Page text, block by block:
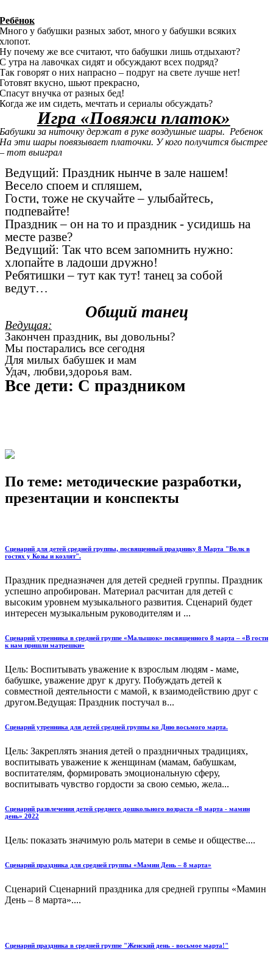
у бабушки разных забот, много у бабушки всяких
почему же все считают, что бабушки лишь отдыхают?
утра на лавочках сидят и обсуждают всех подряд?
говорят о них напрасно – подруг на свете лучше нет!
вкусно, шьют прекрасно,
внучка от разных бед!
же им сидеть, мечтать и сериалы обсуждать?
Игра «Повяжи платок»
за ниточку держат в руке воздушные шары. Ребенок
эти шары повязывает платочки. У кого получится быстрее
тот выиграл
Ведущий: Праздник нынче в зале нашем!
Весело споем и спляшем,
Гости, тоже не скучайте – улыбайтесь,
подпевайте!
Праздник – он на то и праздник - усидишь на
месте разве?
Ведущий: Так что всем запомнить нужно:
хлопайте в ладоши дружно!
Ребятишки – тут как тут! танец за собой
ведут…
Общий танец
Ведущая:
Закончен праздник, вы довольны?
Мы постарались все сегодня
Для милых бабушек и мам
Удач, любви,здороья вам.
Все дети: С праздником
По теме: методические разработки,
презентации и конспекты
Сценарий для детей средней группы, посвященный празднику 8 Марта "Волк в
гостях у Козы и козлят".
Праздник предназначен для детей средней группы. Праздник
успешно апробирован. Материал расчитан для детей с
высоким уровнем музыкального развития. Сценарий будет
интересен музыкальным руководителям и ...
Сценарий утренника в средней группе «Малышок» посвященного 8 марта – «В гости
к нам пришли матрешки»
Цель: Воспитывать уважение к взрослым людям - маме,
бабушке, уважение друг к другу. Побуждать детей к
совместной деятельности с мамой, к взаимодействию друг с
другом.Ведущая: Праздник постучал в...
Сценарий утренника для детей средней группы ко Дню восьмого марта.
Цель: Закреплять знания детей о праздничных традициях,
воспитывать уважение к женщинам (мамам, бабушкам,
воспитателям, формировать эмоциональную сферу,
воспитывать чувство гордости за свою семью, жела...
Сценарий развлечения детей среднего дошкольного возраста «8 марта - мамин
день» 2022
Цель: показать значимую роль матери в семье и обществе....
Сценарий праздника для средней группы «Мамин День – 8 марта»
Сценарий Сценарний праздника для средней группы «Мамин
День – 8 марта»....
Сценарий праздника в средней группе "Женский день - восьмое марта!"